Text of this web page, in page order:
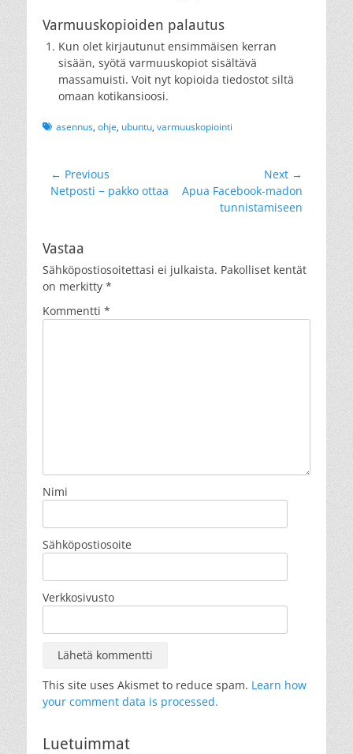
Varmuuskopioiden palautus
Kun olet kirjautunut ensimmäisen kerran
sisään, syötä varmuuskopiot sisältävä
massamuisti. Voit nyt kopioida tiedostot siltä
omaan kotikansioosi.
Tagsasennus, ohje, ubuntu, varmuuskopiointi
Artikkelien
selaus
← Previous
Previous
Netposti − pakko ottaa
Next →
Next
Apua Facebook-madon
tunnistamiseen
Vastaa
Sähköpostiosoitettasi ei julkaista. Pakolliset kentät
on merkitty *
Kommentti *
Nimi
Sähköpostiosoite
Verkkosivusto
This site uses Akismet to reduce spam. Learn how
your comment data is processed.
Luetuimmat